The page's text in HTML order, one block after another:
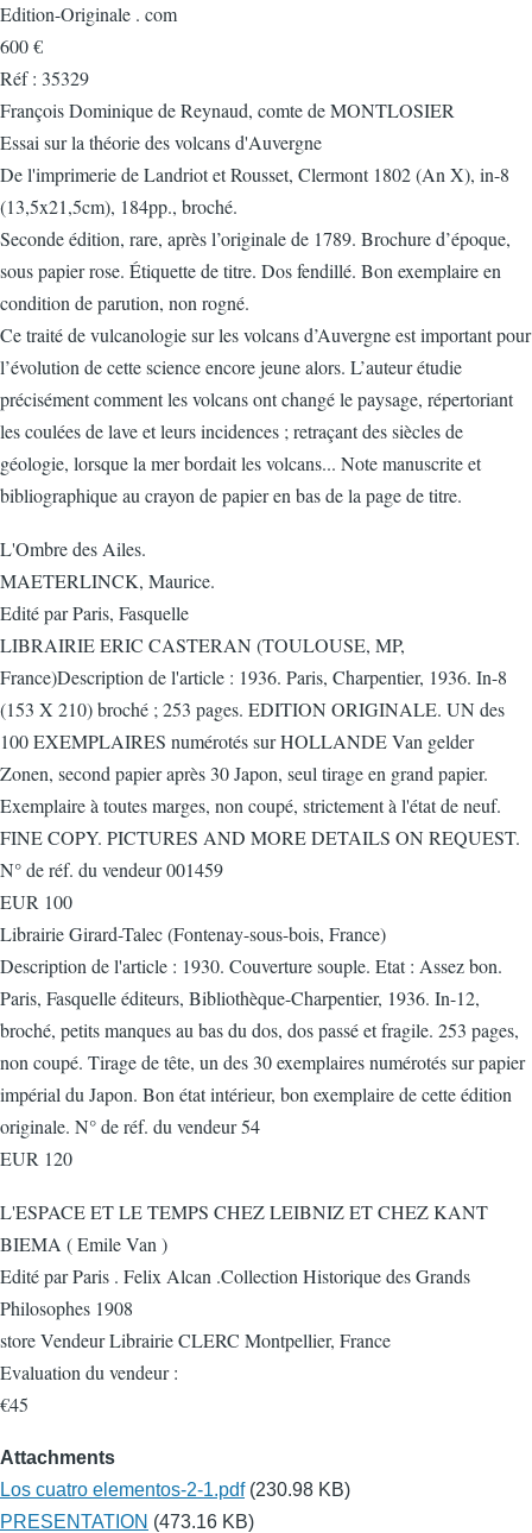
Edition-Originale . com
600 €
Réf : 35329
François Dominique de Reynaud, comte de MONTLOSIER
Essai sur la théorie des volcans d'Auvergne
De l'imprimerie de Landriot et Rousset, Clermont 1802 (An X), in-8
(13,5x21,5cm), 184pp., broché.
Seconde édition, rare, après l’originale de 1789. Brochure d’époque,
sous papier rose. Étiquette de titre. Dos fendillé. Bon exemplaire en
condition de parution, non rogné.
Ce traité de vulcanologie sur les volcans d’Auvergne est important pour
l’évolution de cette science encore jeune alors. L’auteur étudie
précisément comment les volcans ont changé le paysage, répertoriant
les coulées de lave et leurs incidences ; retraçant des siècles de
géologie, lorsque la mer bordait les volcans... Note manuscrite et
bibliographique au crayon de papier en bas de la page de titre.
L'Ombre des Ailes.
MAETERLINCK, Maurice.
Edité par Paris, Fasquelle
LIBRAIRIE ERIC CASTERAN (TOULOUSE, MP,
France)Description de l'article : 1936. Paris, Charpentier, 1936. In-8
(153 X 210) broché ; 253 pages. EDITION ORIGINALE. UN des
100 EXEMPLAIRES numérotés sur HOLLANDE Van gelder
Zonen, second papier après 30 Japon, seul tirage en grand papier.
Exemplaire à toutes marges, non coupé, strictement à l'état de neuf.
FINE COPY. PICTURES AND MORE DETAILS ON REQUEST.
N° de réf. du vendeur 001459
EUR 100
Librairie Girard-Talec (Fontenay-sous-bois, France)
Description de l'article : 1930. Couverture souple. Etat : Assez bon.
Paris, Fasquelle éditeurs, Bibliothèque-Charpentier, 1936. In-12,
broché, petits manques au bas du dos, dos passé et fragile. 253 pages,
non coupé. Tirage de tête, un des 30 exemplaires numérotés sur papier
impérial du Japon. Bon état intérieur, bon exemplaire de cette édition
originale. N° de réf. du vendeur 54
EUR 120
L'ESPACE ET LE TEMPS CHEZ LEIBNIZ ET CHEZ KANT
BIEMA ( Emile Van )
Edité par Paris . Felix Alcan .Collection Historique des Grands
Philosophes 1908
store Vendeur Librairie CLERC Montpellier, France
Evaluation du vendeur :
€45
Attachments
Los cuatro elementos-2-1.pdf (230.98 KB)
PRESENTATION (473.16 KB)